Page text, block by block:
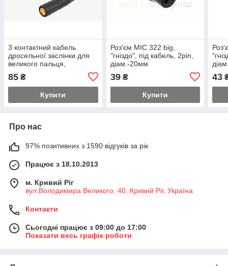
3 контактний кабель
дросельної заслінки для
великого пальця,
електричного велосипеда,
скутера Мама-Мама
85 ₴
Купити
Роз'єм MIC 322 big,
"гніздо", під кабель, 2pin,
діам.-20мм
39₴
Купити
43
Про нас
97% позитивних з 1590 відгуків за рік
Працює з 18.10.2013
м. Кривий Ріг
вул.Володимира Великого, 40, Кривий Ріг, Україна
Контакти
Сьогодні працює з 09:00 до 17:00
Показати весь графік роботи